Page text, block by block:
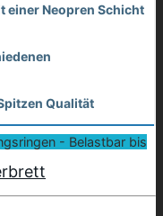
einer Neopren Schicht
Qualität
- Belastbar bis